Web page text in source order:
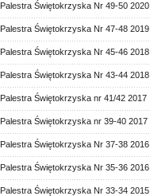
Palestra Świętokrzyska Nr 49-50 2020
Palestra Świętokrzyska Nr 47-48 2019
Palestra Świętokrzyska Nr 45-46 2018
Palestra Świętokrzyska Nr 43-44 2018
Palestra Świętokrzyska nr 41/42 2017
Palestra Świętokrzyska nr 39-40 2017
Palestra Świętokrzyska Nr 37-38 2016
Palestra Świętokrzyska Nr 35-36 2016
Palestra Świętokrzyska Nr 33-34 2015